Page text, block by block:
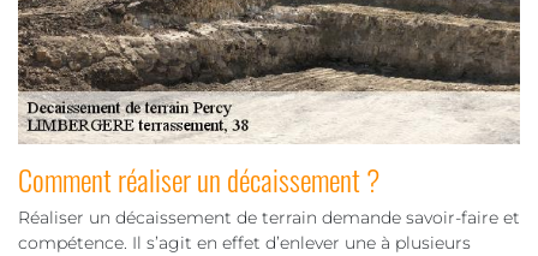
Comment réaliser un décaissement ?
Réaliser un décaissement de terrain demande savoir-faire et
compétence. Il s’agit en effet d’enlever une à plusieurs